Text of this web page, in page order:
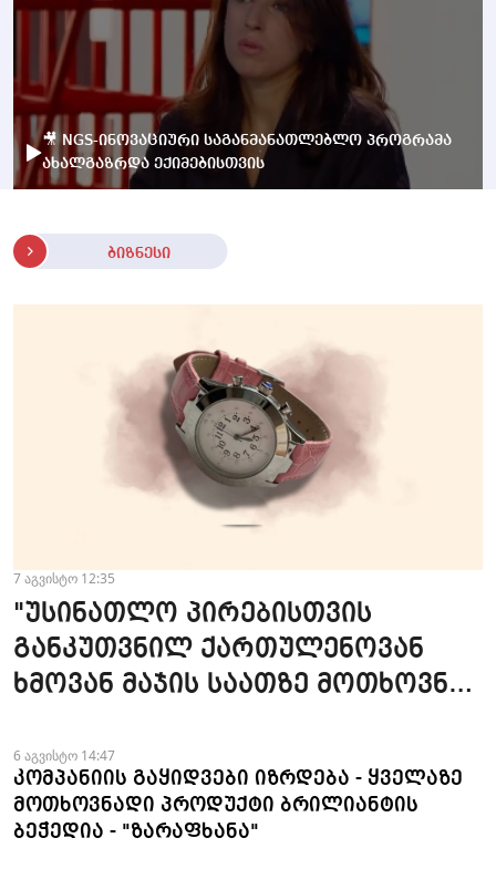
🎥 NGS-ინოვაციური საგანმანათლებლო პროგრამა
ახალგაზრდა ექიმებისთვის
ბიზნესი
7 აგვისტო 12:35
"უსინათლო პირებისთვის
განკუთვნილ ქართულენოვან
ხმოვან მაჯის საათზე მოთხოვნა
6 აგვისტო 14:47
კომპანიის გაყიდვები იზრდება - ყველაზე
მოთხოვნადი პროდუქტი ბრილიანტის
ბეჭედია - "ზარაფხანა"